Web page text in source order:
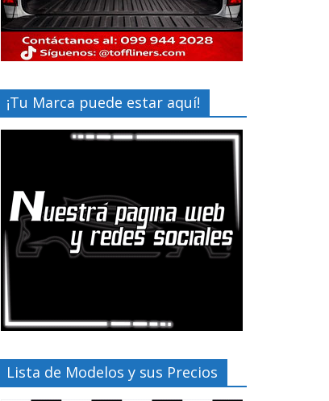
¡Tu Marca puede estar aquí!
Lista de Modelos y sus Precios